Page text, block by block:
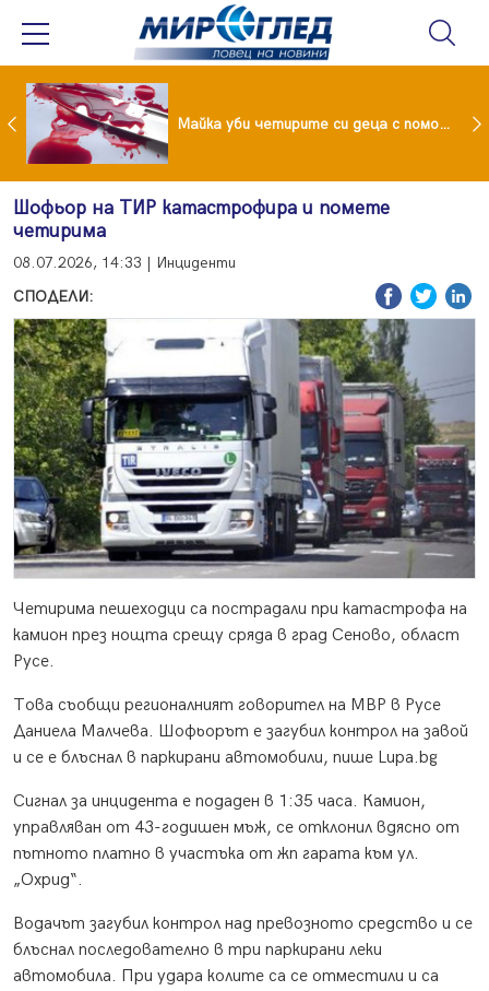
Проф.Кантарджиев: Пазете се от комарите и полово предаваните инфекции Майка уби четирите си деца с помощта на баба им, след което се самоуби
Шофьор на ТИР катастрофира и помете
четирима
08.07.2026, 14:33 | Инциденти
СПОДЕЛИ:
Четирима пешеходци са пострадали при катастрофа на
камион през нощта срещу сряда в град Сеново, област
Русе.
Това съобщи регионалният говорител на МВР в Русе
Даниела Малчева. Шофьорът е загубил контрол на завой
и се е блъснал в паркирани автомобили, пише Lupa.bg
Сигнал за инцидента е подаден в 1:35 часа. Камион,
управляван от 43-годишен мъж, се отклонил вдясно от
пътното платно в участъка от жп гарата към ул.
„Охрид“.
Водачът загубил контрол над превозното средство и се
блъснал последователно в три паркирани леки
автомобила. При удара колите са се отместили и са